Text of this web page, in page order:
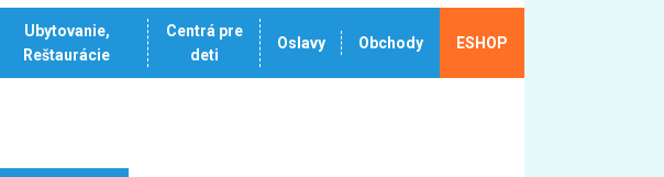
Ubytovanie,
Reštaurácie
Centrá pre
deti
Oslavy Obchody ESHOP